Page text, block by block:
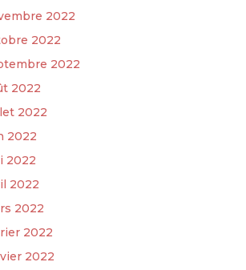
2022
2022
2022
2022
2022
2022
2022
2022
2022
2022
2022